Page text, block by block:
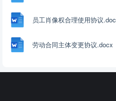
员工肖像权合理使用协议.doc
劳动合同主体变更协议.docx